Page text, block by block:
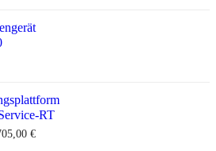
RT
€